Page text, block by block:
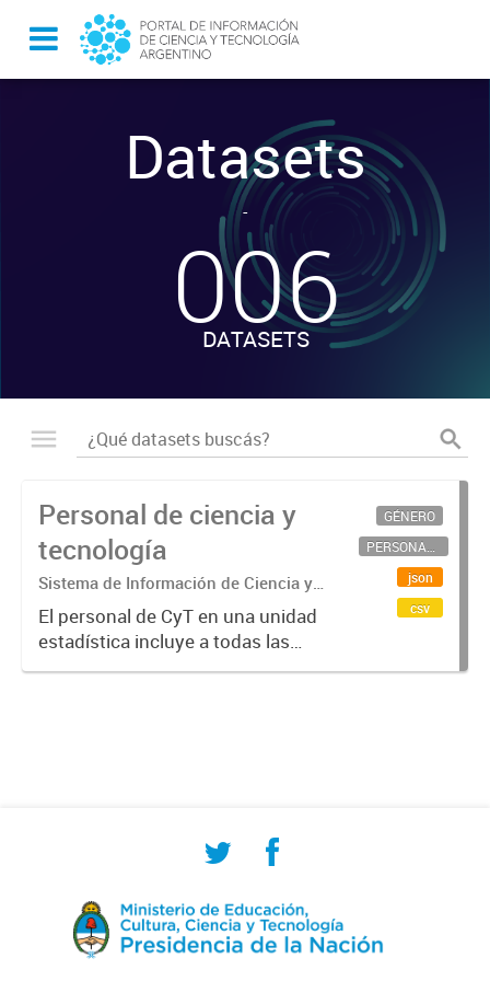
Datasets
-
006
DATASETS
Personal de ciencia y
tecnología
Sistema de Información de Ciencia y
Tecnología Argentino (SICYTAR)
El personal de CyT en una unidad
estadística incluye a todas las
personas involucradas
GÉNERO
PERSONAL CIENTÍFICO-TECNOLÓGICO
json
csv